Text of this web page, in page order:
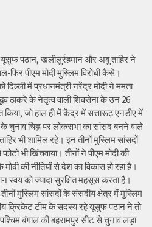
यूसुफ पठान, खलीलुर्रहमान और अबु ताहिर ने
फिर पीएम मोदी मुस्लिम विरोधी कैसे।
में प्रधानमंत्री नरेंद्र मोदी ने ममता
ठाकरे के नेतृत्व वाली शिवसेना के उन 26
जो हाल ही में केंद्र में सत्तारूढ़ एनडीए में
चुनाव चिह्न पर लोकसभा का सांसद बनने वाले
भी शामिल रहे। इन तीनों मुस्लिम सांसदों
भी खिंचवाया। तीनों ने पीएम मोदी की
की नीतियों से देश का विकास हो रहा है।
स्वयं को ज्यादा सुरक्षित महसूस करता है।
मुस्लिम सांसदों के संसदीय क्षेत्र में मुस्लिम
क्रिकेट टीम के सदस्य रहे यूसुफ पठान ने तो
बंगाल की बहरामपुर सीट से चुनाव लड़ा